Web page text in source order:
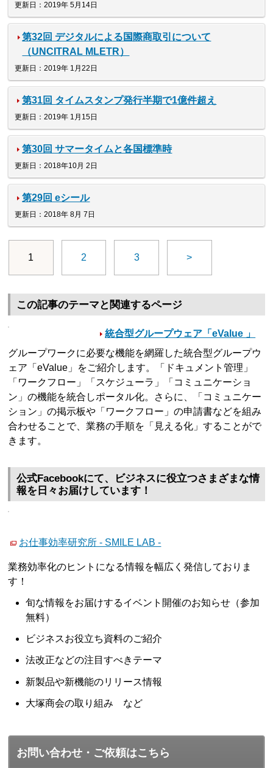
更新日：2019年 5月14日
第32回 デジタルによる国際商取引について
（UNCITRAL MLETR）
更新日：2019年 1月22日
第31回 タイムスタンプ発行半期で1億件超え
更新日：2019年 1月15日
第30回 サマータイムと各国標準時
更新日：2018年10月 2日
第29回 eシール
更新日：2018年 8月 7日
1 2 3 >
この記事のテーマと関連するページ
統合型グループウェア「eValue 」
グループワークに必要な機能を網羅した統合型グループウ
ェア「eValue」をご紹介します。「ドキュメント管理」
「ワークフロー」「スケジューラ」「コミュニケーショ
ン」の機能を統合しポータル化。さらに、「コミュニケー
ション」の掲示板や「ワークフロー」の申請書などを組み
合わせることで、業務の手順を「見える化」することがで
きます。
公式Facebookにて、ビジネスに役立つさまざまな情
報を日々お届けしています！
お仕事効率研究所 - SMILE LAB -
業務効率化のヒントになる情報を幅広く発信しておりま
す！
旬な情報をお届けするイベント開催のお知らせ（参加
無料）
ビジネスお役立ち資料のご紹介
法改正などの注目すべきテーマ
新製品や新機能のリリース情報
大塚商会の取り組み など
お問い合わせ・ご依頼はこちら